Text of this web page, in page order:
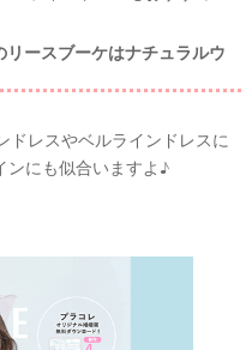
ースブーケはナチュラルウ
ドレスやベルラインドレスに
にも似合いますよ♪